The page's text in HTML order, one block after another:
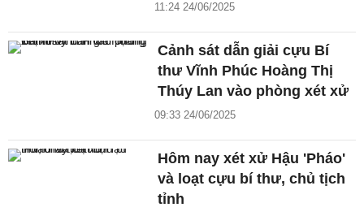
11:24 24/06/2025
Cảnh sát dẫn giải cựu Bí
thư Vĩnh Phúc Hoàng Thị
Thúy Lan vào phòng xét xử
09:33 24/06/2025
Hôm nay xét xử Hậu 'Pháo'
và loạt cựu bí thư, chủ tịch
tỉnh